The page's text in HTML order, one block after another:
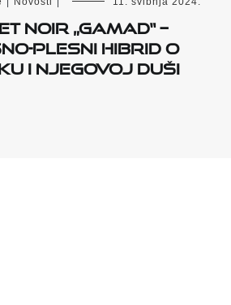
noir „Gamad“ –
plesni hibrid o
i njegovoj duši